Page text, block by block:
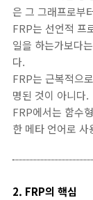
은 그 그래프로부
FRP는 선언적 프
일을 하는가보다
다.
FRP는 근복적으
명된 것이 아니다.
FRP에서는 함수
한 메타 언어로 사
2. FRP의 핵심